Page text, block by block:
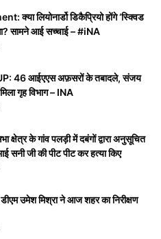
क्या लियोनार्डो डिकैप्रियो होंगे ‘स्क्विड
सामने आई सच्चाई – #iNA
46 आईएएस अफ़सरों के तबादले, संजय
गृह विभाग – INA
क्षेत्र के गांव पलड़ी में दबंगों द्वारा अनुसूचित
सनी जी की पीट पीट कर हत्या किए
उमेश मिश्रा ने आज शहर का निरीक्षण